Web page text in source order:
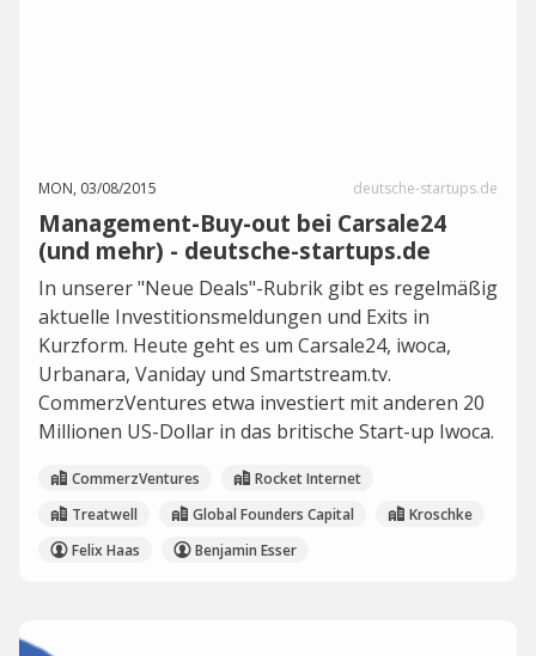
MON, 03/08/2015 deutsche-startups.de
Management-Buy-out bei Carsale24
(und mehr) - deutsche-startups.de
In unserer "Neue Deals"-Rubrik gibt es regelmäßig
aktuelle Investitionsmeldungen und Exits in
Kurzform. Heute geht es um Carsale24, iwoca,
Urbanara, Vaniday und Smartstream.tv.
CommerzVentures etwa investiert mit anderen 20
Millionen US-Dollar in das britische Start-up Iwoca.
CommerzVentures
Rocket Internet
Treatwell
Global Founders Capital
Kroschke
Felix Haas
Benjamin Esser